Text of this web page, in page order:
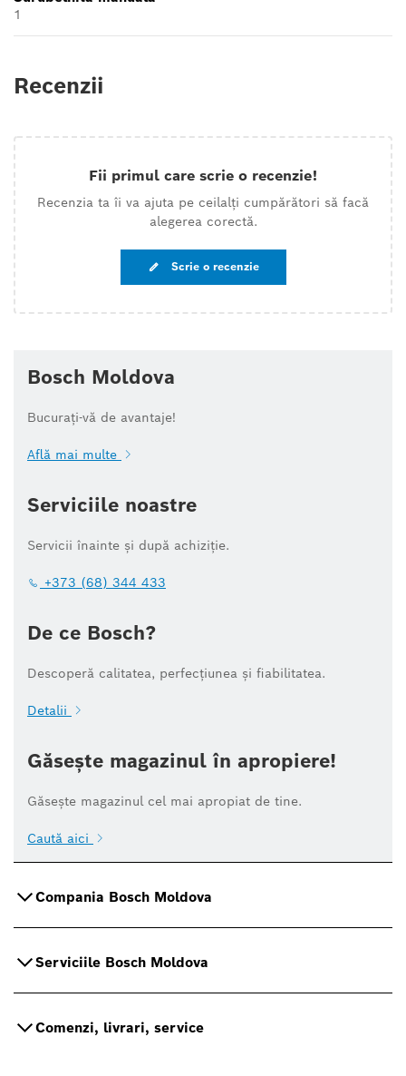
1
Recenzii
Fii primul care scrie o recenzie!
Recenzia ta îi va ajuta pe ceilalți cumpărători să facă
alegerea corectă.
Scrie o recenzie
Bosch Moldova
Bucurați-vă de avantaje!
Află mai multe
Serviciile noastre
Servicii înainte și după achiziție.
+373 (68) 344 433
De ce Bosch?
Descoperă calitatea, perfecțiunea și fiabilitatea.
Detalii
Găsește magazinul în apropiere!
Găsește magazinul cel mai apropiat de tine.
Caută aici
Compania Bosch Moldova
Serviciile Bosch Moldova
Comenzi, livrari, service